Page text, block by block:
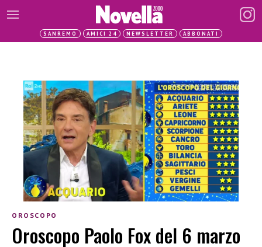
SANREMO AMICI 24 NEWSLETTER ABBONATI
OROSCOPO
Oroscopo Paolo Fox del 6 marzo